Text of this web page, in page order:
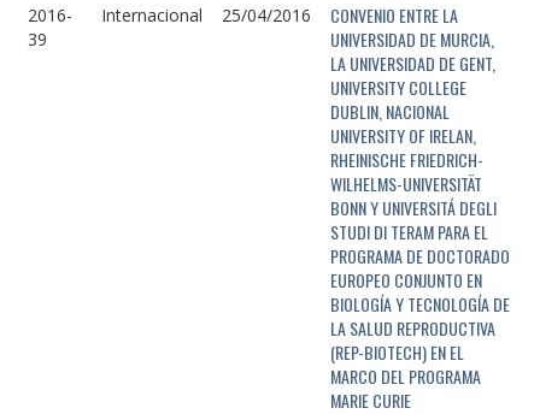
2016-
39
Internacional 25/04/2016
CONVENIO ENTRE LA
UNIVERSIDAD DE MURCIA,
LA UNIVERSIDAD DE GENT,
UNIVERSITY COLLEGE
DUBLIN, NACIONAL
UNIVERSITY OF IRELAN,
RHEINISCHE FRIEDRICH-
WILHELMS-UNIVERSITÄT
BONN Y UNIVERSITÁ DEGLI
STUDI DI TERAM PARA EL
PROGRAMA DE DOCTORADO
EUROPEO CONJUNTO EN
BIOLOGÍA Y TECNOLOGÍA DE
LA SALUD REPRODUCTIVA
(REP-BIOTECH) EN EL
MARCO DEL PROGRAMA
MARIE CURIE